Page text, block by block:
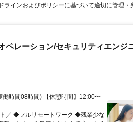
インおよびポリシーに基づいて適切に管理・
ペレーション/セキュリティエンジ
働時間08時間) 【休憩時間】12:00〜
ト／ ◆フルリモートワーク ◆残業少な